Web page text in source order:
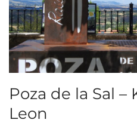
Poza de la Sal –
Leon